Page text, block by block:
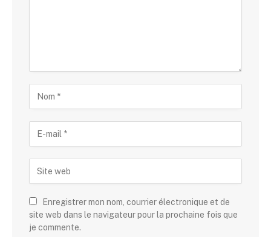
Enregistrer mon nom, courrier électronique et de
site web dans le navigateur pour la prochaine fois que
je commente.